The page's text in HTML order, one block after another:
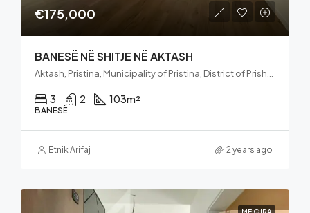
€175,000
BANESË NË SHITJE NË AKTASH
Aktash, Pristina, Municipality of Pristina, District of Prishtina, 10060, Kosovo
3 2 103m²
BANESË
Etnik Arifaj 2 years ago